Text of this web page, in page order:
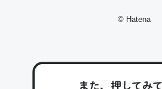
私も3年前ぐらいに祖母の家に設置
https://toyoshi.hatenablog.com/
© Hatena